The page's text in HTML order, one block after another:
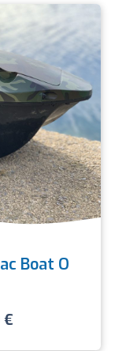
Boat O
€